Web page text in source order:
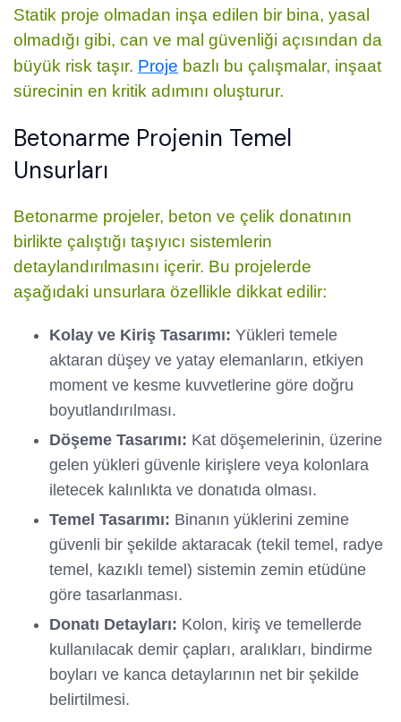
Statik proje olmadan inşa edilen bir bina, yasal
olmadığı gibi, can ve mal güvenliği açısından da
büyük risk taşır. Proje bazlı bu çalışmalar, inşaat
sürecinin en kritik adımını oluşturur.
Betonarme Projenin Temel
Unsurları
Betonarme projeler, beton ve çelik donatının
birlikte çalıştığı taşıyıcı sistemlerin
detaylandırılmasını içerir. Bu projelerde
aşağıdaki unsurlara özellikle dikkat edilir:
Kolay ve Kiriş Tasarımı: Yükleri temele
aktaran düşey ve yatay elemanların, etkiyen
moment ve kesme kuvvetlerine göre doğru
boyutlandırılması.
Döşeme Tasarımı: Kat döşemelerinin, üzerine
gelen yükleri güvenle kirişlere veya kolonlara
iletecek kalınlıkta ve donatıda olması.
Temel Tasarımı: Binanın yüklerini zemine
güvenli bir şekilde aktaracak (tekil temel, radye
temel, kazıklı temel) sistemin zemin etüdüne
göre tasarlanması.
Donatı Detayları: Kolon, kiriş ve temellerde
kullanılacak demir çapları, aralıkları, bindirme
boyları ve kanca detaylarının net bir şekilde
belirtilmesi.